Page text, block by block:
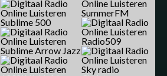
Sublime 500
Sublime Arrow Jazz
SummerFM
Radio509
Sky radio